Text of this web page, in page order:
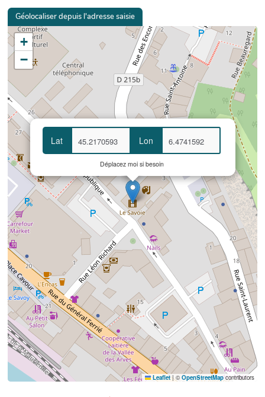
Géolocaliser depuis l'adresse saisie
Lat Lon
Déplacez moi si besoin
+
−
Leaflet |© OpenStreetMapcontributors